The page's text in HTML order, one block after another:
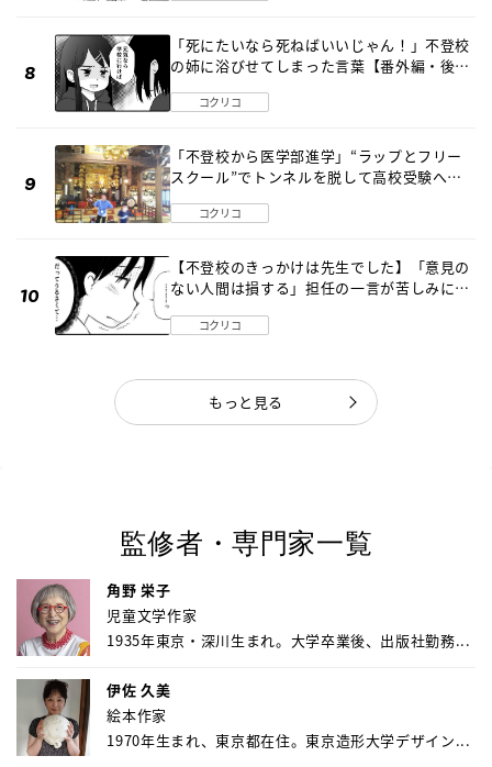
「死にたいなら死ねばいいじゃん！」不登校
の姉に浴びせてしまった言葉【番外編・後
コクリコ
「不登校から医学部進学」“ラップとフリー
スクール”でトンネルを脱して高校受験へ
コクリコ
【不登校のきっかけは先生でした】「意見の
ない人間は損する」担任の一言が苦しみに…
コクリコ
もっと見る
監修者・専門家一覧
角野 栄子
児童文学作家
1935年東京・深川生まれ。大学卒業後、出版社勤務...
伊佐 久美
絵本作家
1970年生まれ、東京都在住。東京造形大学デザイン...